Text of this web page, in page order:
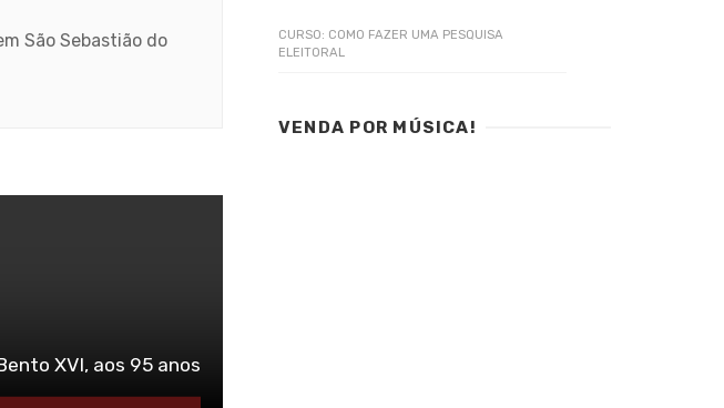
São Sebastião do
XVI, aos 95 anos
CURSO: COMO FAZER UMA PESQUISA
ELEITORAL
VENDA POR MÚSICA!